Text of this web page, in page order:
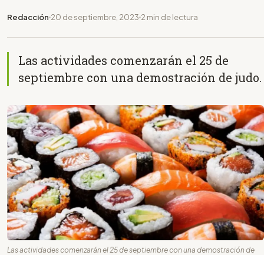
Redacción 20 de septiembre, 2023 2 min de lectura
Las actividades comenzarán el 25 de
septiembre con una demostración de judo.
Las actividades comenzarán el 25 de septiembre con una demostración de